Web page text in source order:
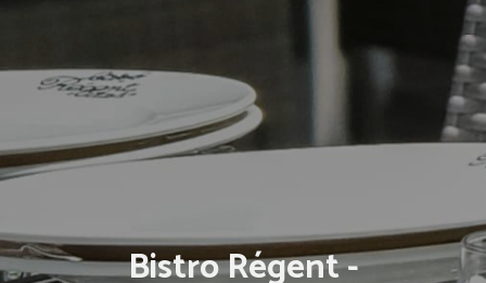
Bistro Régent -